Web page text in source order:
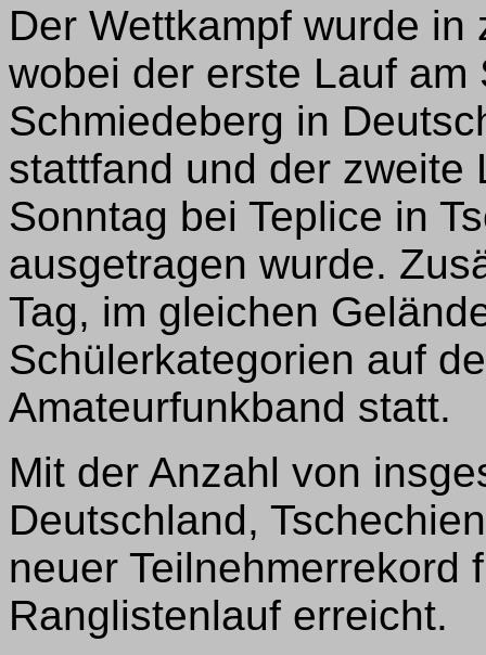
Der Wettkampf wurde
wobei der erste Lauf am
Schmiedeberg in
stattfand und der zweite
Sonntag bei Teplice in
ausgetragen wurde.
Tag, im gleichen
Schülerkategorien auf
Amateurfunkband statt.
Mit der Anzahl von
Deutschland,
neuer Teilnehmerrekord
Ranglistenlauf erreicht.